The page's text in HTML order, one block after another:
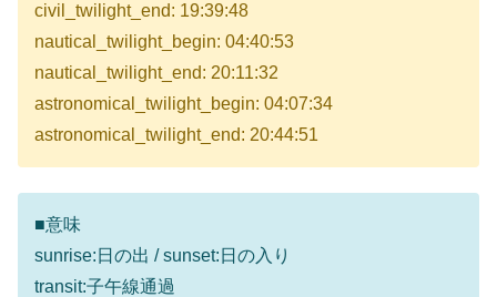
civil_twilight_end: 19:39:48
nautical_twilight_begin: 04:40:53
nautical_twilight_end: 20:11:32
astronomical_twilight_begin: 04:07:34
astronomical_twilight_end: 20:44:51
■意味
sunrise:日の出 / sunset:日の入り
transit:子午線通過